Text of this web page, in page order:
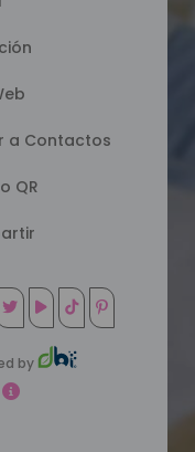
a Contactos
QR
by